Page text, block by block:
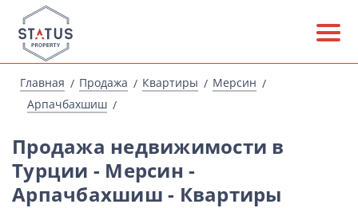
Главная Продажа Квартиры
Мерсин
Арпачбахшиш
Продажа недвижимости в
Турции - Мерсин -
Арпачбахшиш - Квартиры